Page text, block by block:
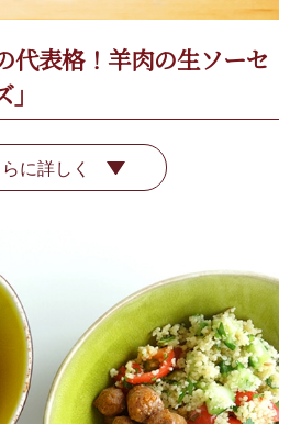
代表格！羊肉の生ソーセ
に詳しく